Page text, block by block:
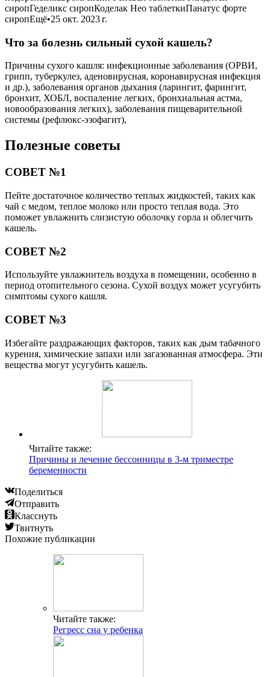
сиропГеделикс сиропКоделак Нео таблеткиПанатус форте
сиропЕщё•25 окт. 2023 г.
Что за болезнь сильный сухой кашель?
Причины сухого кашля: инфекционные заболевания (ОРВИ,
грипп, туберкулез, аденовирусная, коронавирусная инфекция
и др.), заболевания органов дыхания (ларингит, фарингит,
бронхит, ХОБЛ, воспаление легких, бронхиальная астма,
новообразования легких), заболевания пищеварительной
системы (рефлюкс-эзофагит),
Полезные советы
СОВЕТ №1
Пейте достаточное количество теплых жидкостей, таких как
чай с медом, теплое молоко или просто теплая вода. Это
поможет увлажнить слизистую оболочку горла и облегчить
кашель.
СОВЕТ №2
Используйте увлажнитель воздуха в помещении, особенно в
период отопительного сезона. Сухой воздух может усугубить
симптомы сухого кашля.
СОВЕТ №3
Избегайте раздражающих факторов, таких как дым табачного
курения, химические запахи или загазованная атмосфера. Эти
вещества могут усугубить кашель.
Читайте также:
Причины и лечение бессонницы в 3-м триместре
беременности
Поделиться
Отправить
Класснуть
Твитнуть
Похожие публикации
Читайте также:
Регресс сна у ребенка